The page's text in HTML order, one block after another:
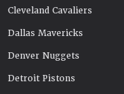
Cleveland Cavaliers
Dallas Mavericks
Denver Nuggets
Detroit Pistons